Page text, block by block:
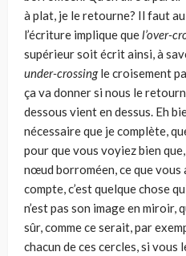
à plat, je le retourne? Il faut
l’écriture implique quel’over-
supérieur soit écrit ainsi, à
under-crossingle croisement
ça va donner si nous le
dessous vient en des­sus. Eh
nécessaire que je complète,
pour que vous voyiez bien
nœud borroméen, ce que
compte, c’est quelque chose
n’est pas son image en miroir,
sûr, comme ce serait, par
chacun de ces cercles, si vous